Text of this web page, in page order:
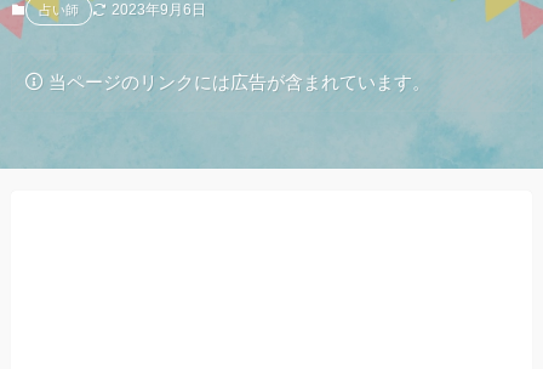
占い師 2023年9月6日
当ページのリンクには広告が含まれています。